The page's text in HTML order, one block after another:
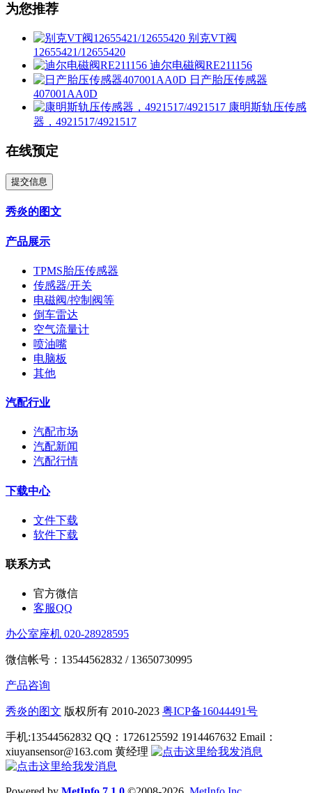
为您推荐
别克VT阀
12655421/12655420
迪尔电磁阀RE211156
日产胎压传感器
407001AA0D
康明斯轨压传感
器，4921517/4921517
在线预定
提交信息
秀炎的图文
产品展示
TPMS胎压传感器
传感器/开关
电磁阀/控制阀等
倒车雷达
空气流量计
喷油嘴
电脑板
其他
汽配行业
汽配市场
汽配新闻
汽配行情
下载中心
文件下载
软件下载
联系方式
官方微信
客服QQ
办公室座机 020-28928595
微信帐号：13544562832 / 13650730995
产品咨询
秀炎的图文 版权所有 2010-2023 粤ICP备16044491号
手机:13544562832 QQ：1726125592 1914467632 Email：
xiuyansensor@163.com 黄经理